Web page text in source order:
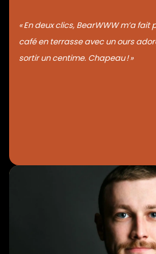
« En deux clics, BearWWW m’a
café en terrasse avec un ours
sortir un centime. Chapeau ! »